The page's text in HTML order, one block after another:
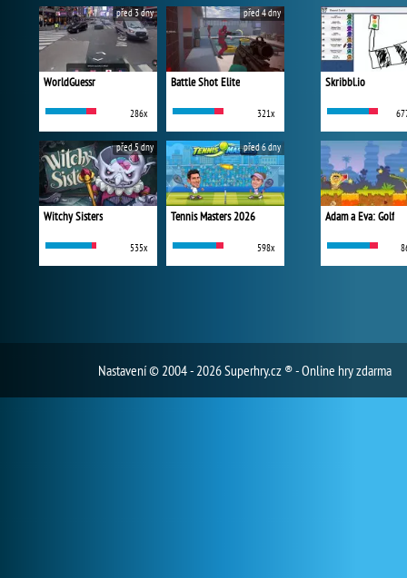
WorldGuessr
286x
před 3 dny
Battle Shot Elite
321x
před 4 dny
Witchy Sisters
535x
před 5 dny
Tennis Masters 2026
598x
před 6 dny
Skribbl.io
Adam a Eva: Golf
Nastavení© 2004 - 2026 Superhry.cz ® - Online hry zdarma